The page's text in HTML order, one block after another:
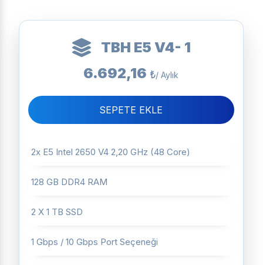
TBH E5 V4- 1
6.692,16 ₺/ Aylık
SEPETE EKLE
2x E5 Intel 2650 V4 2,20 GHz (48 Core)
128 GB DDR4 RAM
2 X 1 TB SSD
1 Gbps / 10 Gbps Port Seçeneği